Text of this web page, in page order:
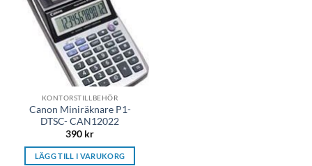
KONTORSTILLBEHÖR
Canon Miniräknare P1-
DTSC- CAN12022
390 kr
LÄGG TILL I VARUKORG